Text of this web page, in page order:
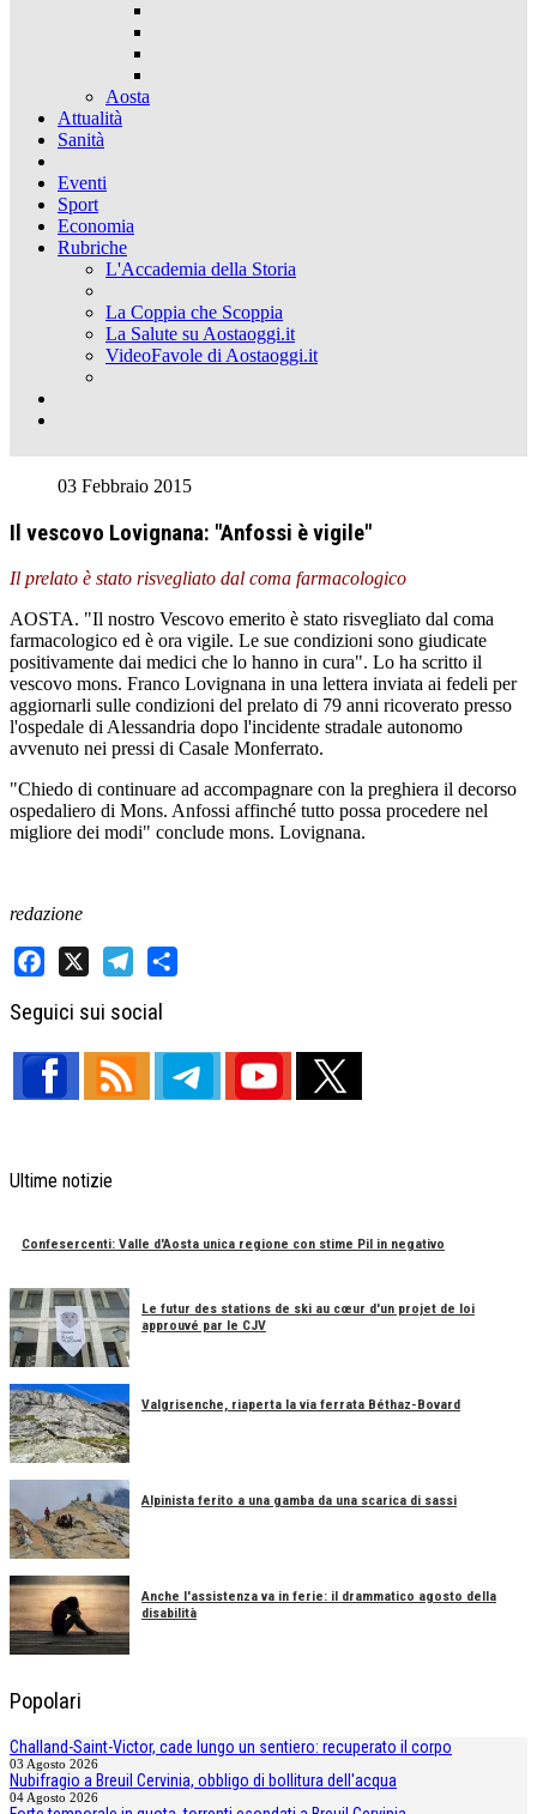
Aosta
Attualità
Sanità
Eventi
Sport
Economia
Rubriche
L'Accademia della Storia
La Coppia che Scoppia
La Salute su Aostaoggi.it
VideoFavole di Aostaoggi.it
03 Febbraio 2015
Il vescovo Lovignana: "Anfossi è vigile"
Il prelato è stato risvegliato dal coma farmacologico
AOSTA. "Il nostro Vescovo emerito è stato risvegliato dal coma
farmacologico ed è ora vigile. Le sue condizioni sono giudicate
positivamente dai medici che lo hanno in cura". Lo ha scritto il
vescovo mons. Franco Lovignana in una lettera inviata ai fedeli per
aggiornarli sulle condizioni del prelato di 79 anni ricoverato presso
l'ospedale di Alessandria dopo l'incidente stradale autonomo
avvenuto nei pressi di Casale Monferrato.
"Chiedo di continuare ad accompagnare con la preghiera il decorso
ospedaliero di Mons. Anfossi affinché tutto possa procedere nel
migliore dei modi" conclude mons. Lovignana.
redazione
Seguici sui social
Ultime notizie
Confesercenti: Valle d'Aosta unica regione con stime Pil in negativo
Le futur des stations de ski au cœur d'un projet de loi
approuvé par le CJV
Valgrisenche, riaperta la via ferrata Béthaz-Bovard
Alpinista ferito a una gamba da una scarica di sassi
Anche l'assistenza va in ferie: il drammatico agosto della
disabilità
Popolari
Challand-Saint-Victor, cade lungo un sentiero: recuperato il corpo
03 Agosto 2026
Nubifragio a Breuil Cervinia, obbligo di bollitura dell'acqua
04 Agosto 2026